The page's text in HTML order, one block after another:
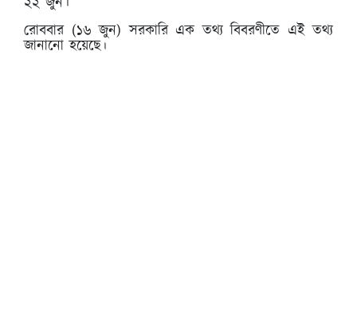
রোববার (১৬ জুন) সরকারি এক তথ্য বিবরণীতে এই তথ্য
জানানো হয়েছে।